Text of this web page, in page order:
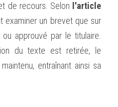
de recours. Selon l'article
examiner un brevet que sur
approuvé par le titulaire.
du texte est retirée, le
entraînant ainsi sa